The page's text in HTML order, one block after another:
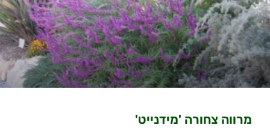
מרווה צחורה 'מידנייט'